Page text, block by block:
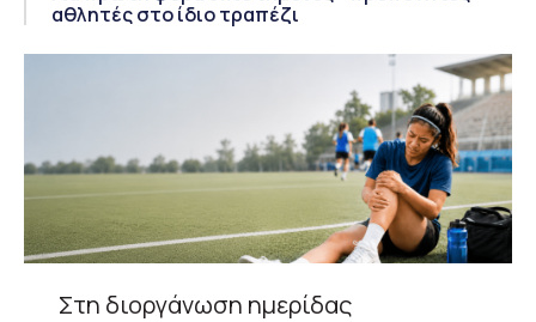
αθλητές στο ίδιο τραπέζι
Στη διοργάνωση ημερίδας